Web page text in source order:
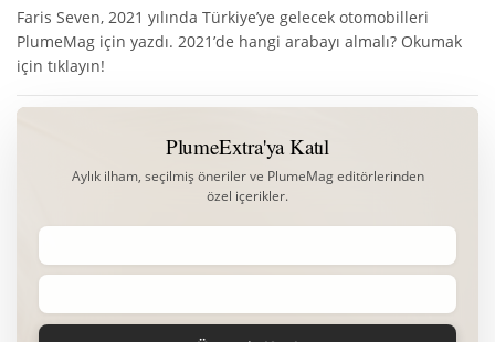
Faris Seven, 2021 yılında Türkiye’ye gelecek otomobilleri
PlumeMag için yazdı. 2021’de hangi arabayı almalı? Okumak
için tıklayın!
PlumeExtra'ya Katıl
Aylık ilham, seçilmiş öneriler ve PlumeMag editörlerinden
özel içerikler.